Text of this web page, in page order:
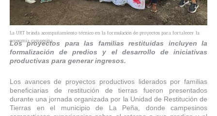
La URT brinda acompañamiento técnico en la formulación de proyectos para fortalecer la
economía campesina.
Los proyectos para las familias restituidas incluyen la
formalización de predios y el desarrollo de iniciativas
productivas para generar ingresos.
Los avances de proyectos productivos liderados por familias
beneficiarias de restitución de tierras fueron presentados
durante una jornada organizada por la Unidad de Restitución de
Tierras en el municipio de La Peña, donde campesinos